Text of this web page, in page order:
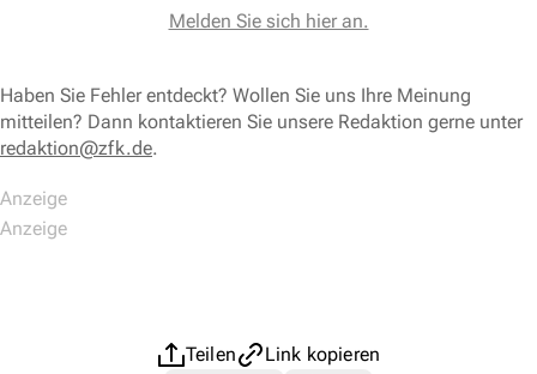
Melden Sie sich hier an.
Haben Sie Fehler entdeckt? Wollen Sie uns Ihre Meinung
mitteilen? Dann kontaktieren Sie unsere Redaktion gerne unter
redaktion@zfk.de.
Teilen
Link kopieren